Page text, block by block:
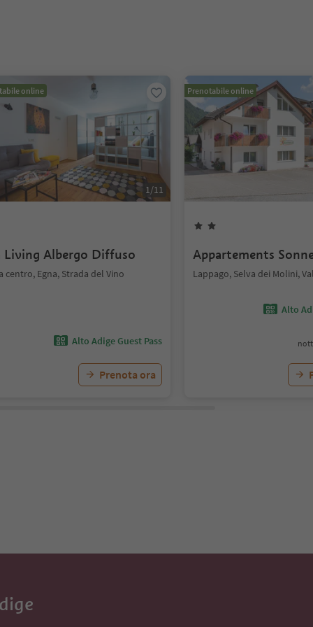
online
1/11
Living Albergo Diffuso
centro, Egna, Strada del Vino
Alto Adige Guest Pass
Prenota ora
Prenotabile online
Appartements
Lappago, Selva dei Molini,
Alto